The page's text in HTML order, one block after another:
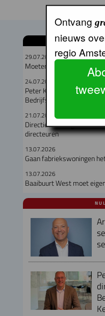
29.07.2026
Moeten hooggelegen en
24.07.2026
Peter Kranenburg nieuwe
Bedrijfsvoering bij Lieven de
21.07.2026
Directieteam Eigen
directeuren
13.07.2026
Gaan fabriekswoningen
13.07.2026
Baaibuurt West moet
Ontvang
nieuws
regio